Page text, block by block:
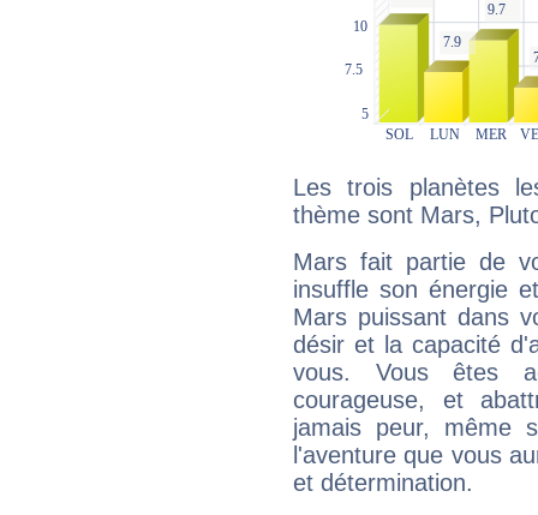
Les trois planètes
thème sont Mars,
Mars fait partie de
insuffle son énergie
Mars puissant dans
désir et la capacité
vous. Vous êtes
courageuse, et
jamais peur, même
l'aventure que vous
et détermination.